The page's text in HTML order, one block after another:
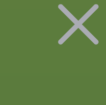
есть предложения,
вам понравиться!